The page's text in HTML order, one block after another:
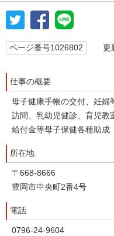
ページ番号1026802 更
仕事の概要
母子健康手帳の交付、妊婦
訪問、乳幼児健診、育児教
給付金等母子保健各種助成
所在地
〒668-8666
豊岡市中央町2番4号
電話
0796-24-9604